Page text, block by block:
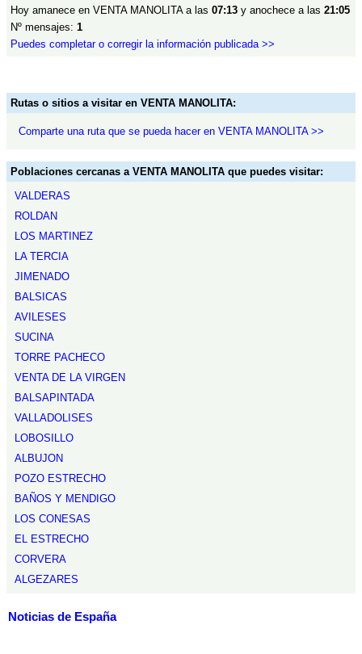
Hoy amanece en VENTA MANOLITA a las 07:13 y anochece a las 21:05
Nº mensajes: 1
Puedes completar o corregir la información publicada >>
Rutas o sitios a visitar en VENTA MANOLITA:
Comparte una ruta que se pueda hacer en VENTA MANOLITA >>
Poblaciones cercanas a VENTA MANOLITA que puedes visitar:
VALDERAS
ROLDAN
LOS MARTINEZ
LA TERCIA
JIMENADO
BALSICAS
AVILESES
SUCINA
TORRE PACHECO
VENTA DE LA VIRGEN
BALSAPINTADA
VALLADOLISES
LOBOSILLO
ALBUJON
POZO ESTRECHO
BAÑOS Y MENDIGO
LOS CONESAS
EL ESTRECHO
CORVERA
ALGEZARES
Noticias de España